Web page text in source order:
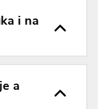
i na
a